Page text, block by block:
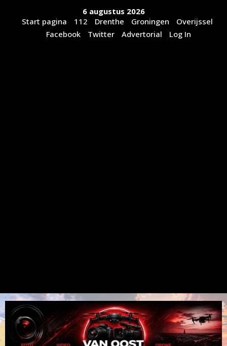
6 augustus 2026
Start pagina
112 Drenthe Groningen
Overijssel
Facebook
Twitter Advertorial Log In